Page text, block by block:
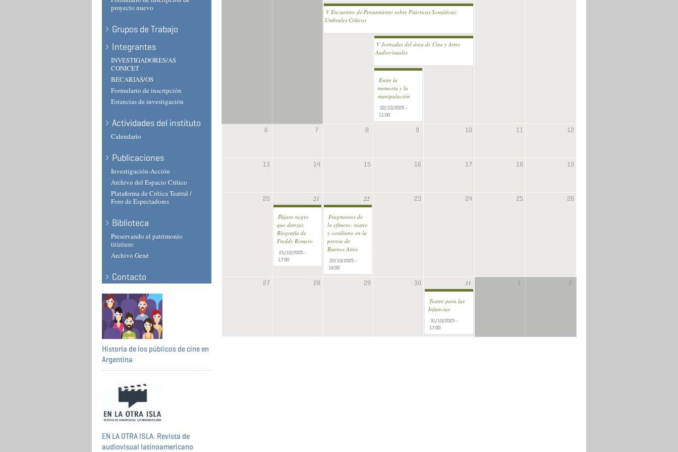
proyecto nuevo
Grupos de Trabajo
Integrantes
INVESTIGADORES/AS
CONICET
BECARIAS/OS
Formulario de inscripción
Estancias de investigación
Actividades del instituto
Calendario
Publicaciones
Investigación-Acción
Archivo del Espacio Crítico
Plataforma de Crítica Teatral /
Foro de Espectadores
Biblioteca
Preservando el patrimonio
titiritero
Archivo Gené
Contacto
Historia de los públicos de cine en
Argentina
EN LA OTRA ISLA. Revista de
audiovisual latinoamericano
V Encuentro de Pensamiento sobre Prácticas Somáticas:
Umbrales Críticos
V Jornadas del área de Cine y Artes
Audiovisuales
Entre la
memoria y la
manipulación
02/10/2025 -
11:00
6 7 8 9 10 11 12
13 14 15 16 17 18 19
20 21 22 23 24 25 26
Pájaro negro
que danzas.
Biografía de
Freddy Romero
21/10/2025 -
17:00
Fragmentos de
lo efímero: teatro
y cotidiano en la
prensa de
Buenos Aires
22/10/2025 -
18:00
27 28 29 30 31 1 2
Teatro para las
Infancias
31/10/2025 -
17:00